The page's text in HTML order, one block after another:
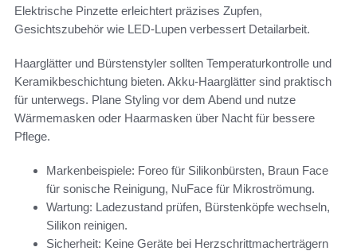
Elektrische Pinzette erleichtert präzises Zupfen,
Gesichtszubehör wie LED-Lupen verbessert Detailarbeit.
Haarglätter und Bürstenstyler sollten Temperaturkontrolle und
Keramikbeschichtung bieten. Akku-Haarglätter sind praktisch
für unterwegs. Plane Styling vor dem Abend und nutze
Wärmemasken oder Haarmasken über Nacht für bessere
Pflege.
Markenbeispiele: Foreo für Silikonbürsten, Braun Face
für sonische Reinigung, NuFace für Mikroströmung.
Wartung: Ladezustand prüfen, Bürstenköpfe wechseln,
Silikon reinigen.
Sicherheit: Keine Geräte bei Herzschrittmacherträgern